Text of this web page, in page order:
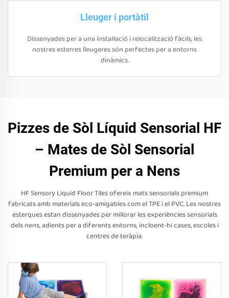
Lleuger i portàtil
Dissenyades per a una instal·lació i relocalització fàcils, les
nostres esterres lleugeres són perfectes per a entorns
dinàmics.
Pizzes de Sòl Líquid Sensorial HF
– Mates de Sòl Sensorial
Premium per a Nens
HF Sensory Liquid Floor Tiles ofereix mats sensorials premium
fabricats amb materials eco-amigables com el TPE i el PVC. Les nostres
esterques estan dissenyades per millorar les experiències sensorials
dels nens, adients per a diferents entorns, incloent-hi cases, escoles i
centres de teràpia.